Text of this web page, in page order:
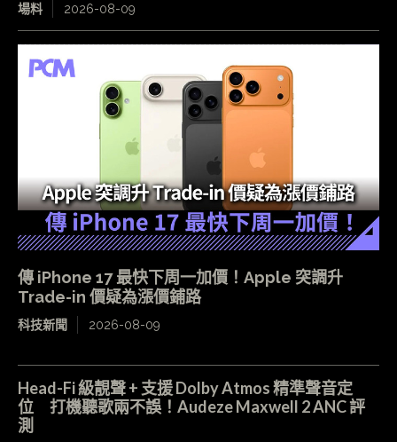
場料 2026-08-09
傳 iPhone 17 最快下周一加價！Apple 突調升
Trade-in 價疑為漲價鋪路
科技新聞 2026-08-09
Head-Fi 級靚聲 + 支援 Dolby Atmos 精準聲音定
位 打機聽歌兩不誤！Audeze Maxwell 2 ANC 評
測